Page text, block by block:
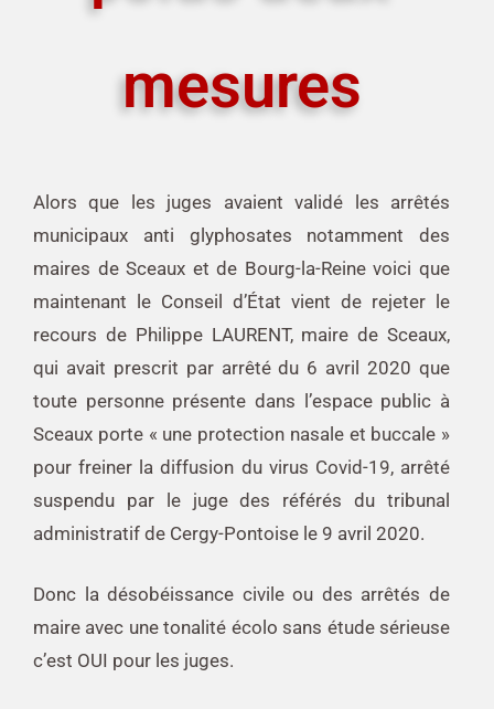
mesures
Alors que les juges avaient validé les arrêtés
municipaux anti glyphosates notamment des
maires de Sceaux et de Bourg-la-Reine voici que
maintenant le Conseil d’État vient de rejeter le
recours de Philippe LAURENT, maire de Sceaux,
qui avait prescrit par arrêté du 6 avril 2020 que
toute personne présente dans l’espace public à
Sceaux porte « une protection nasale et buccale »
pour freiner la diffusion du virus Covid-19, arrêté
suspendu par le juge des référés du tribunal
administratif de Cergy-Pontoise le 9 avril 2020.
Donc la désobéissance civile ou des arrêtés de
maire avec une tonalité écolo sans étude sérieuse
c’est OUI pour les juges.